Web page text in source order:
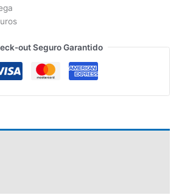
out Seguro Garantido